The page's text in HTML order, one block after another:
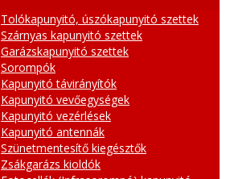
Tolókapunyitó, úszókapunyitó szettek
Szárnyas kapunyitó szettek
Garázskapunyitó szettek
Sorompók
Kapunyitó távirányítók
Kapunyitó vevőegységek
Kapunyitó vezérlések
Kapunyitó antennák
Szünetmentesítő kiegésztők
Zsákgarázs kioldók